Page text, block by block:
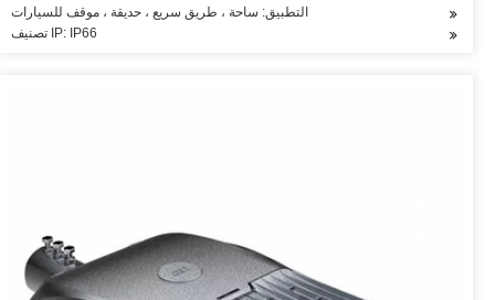
التطبيق: ساحة ، طريق سريع ، حديقة ، موقف للسيارات
تصنيف IP: IP66